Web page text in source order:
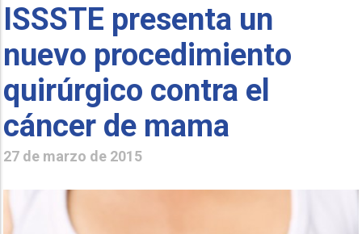
ISSSTE presenta un
nuevo procedimiento
quirúrgico contra el
cáncer de mama
27 de marzo de 2015